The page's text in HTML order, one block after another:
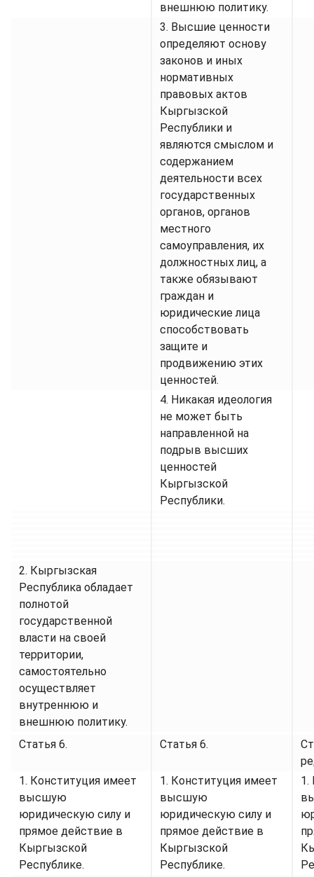
внешнюю политику.
3. Высшие ценности
определяют основу
законов и иных
нормативных
правовых актов
Кыргызской
Республики и
являются смыслом и
содержанием
деятельности всех
государственных
органов, органов
местного
самоуправления, их
должностных лиц, а
также обязывают
граждан и
юридические лица
способствовать
защите и
продвижению этих
ценностей.
4. Никакая идеология
не может быть
направленной на
подрыв высших
ценностей
Кыргызской
Республики.
2. Кыргызская
Республика обладает
полнотой
государственной
власти на своей
территории,
самостоятельно
осуществляет
внутреннюю и
внешнюю политику.
Статья 6.
Статья 6.
1. Конституция имеет
высшую
юридическую силу и
прямое действие в
Кыргызской
Республике.
1. Конституция имеет
высшую
юридическую силу и
прямое действие в
Кыргызской
Республике.
1.